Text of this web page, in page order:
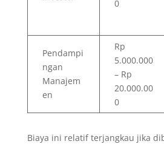
0
Pendampi
ngan
Manajem
en
Rp
5.000.000
– Rp
20.000.00
0
Biaya ini relatif terjangkau jika